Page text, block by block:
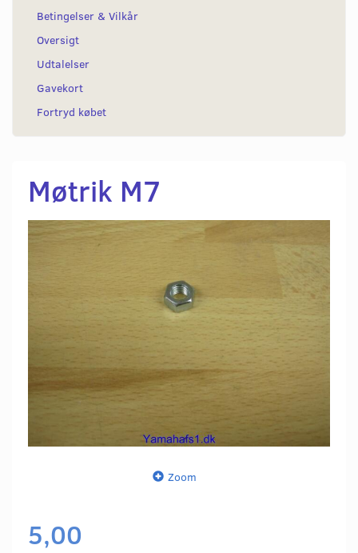
Betingelser & Vilkår
Oversigt
Udtalelser
Gavekort
Fortryd købet
Møtrik M7
Zoom
5,00